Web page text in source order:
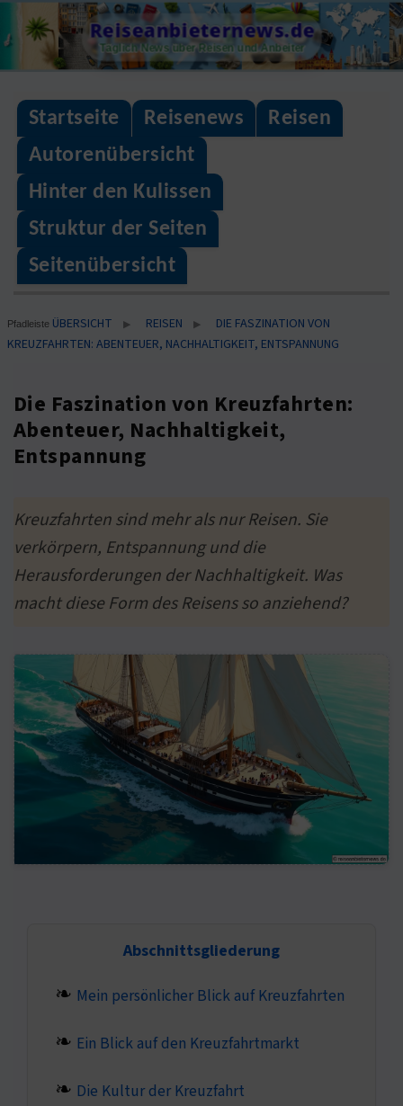
Skip
to
content
Reiseanbieternews.de
Täglich News über Reisen und Anbeiter
Startseite Reisenews
Reisen
Autorenübersicht
Hinter den Kulissen
Struktur der Seiten
Seitenübersicht
Pfadleiste ÜBERSICHT ▶ REISEN ▶
DIE FASZINATION VON
KREUZFAHRTEN: ABENTEUER, NACHHALTIGKEIT, ENTSPANNUNG
Die Faszination von Kreuzfahrten:
Abenteuer, Nachhaltigkeit,
Entspannung
Kreuzfahrten sind mehr als nur Reisen. Sie
verkörpern, Entspannung und die
Herausforderungen der Nachhaltigkeit. Was
macht diese Form des Reisens so anziehend?
Abschnittsgliederung
Mein persönlicher Blick auf Kreuzfahrten
Ein Blick auf den Kreuzfahrtmarkt
Die Kultur der Kreuzfahrt